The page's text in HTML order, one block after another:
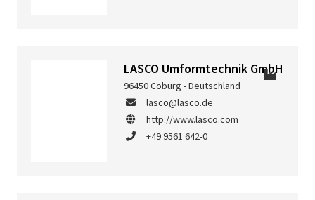
LASCO Umformtechnik GmbH
96450 Coburg - Deutschland
lasco@lasco.de
http://www.lasco.com
+49 9561 642-0